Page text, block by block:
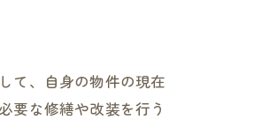
て、自身の物件の現在
要な修繕や改装を行う